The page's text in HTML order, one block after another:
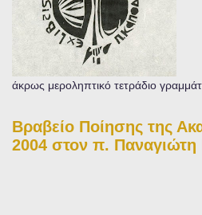
άκρως μεροληπτικό τετράδιο
Βραβείο Ποίησης της
2004 στον π. Παναγιώτη